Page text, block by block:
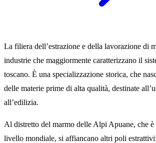
La filiera dell’estrazione e della lavorazione di
industrie che maggiormente caratterizzano il
toscano. È una specializzazione storica, che
delle materie prime di alta qualità, destinate
all’edilizia.
Al distretto del marmo delle Alpi Apuane, che
livello mondiale, si affiancano altri poli